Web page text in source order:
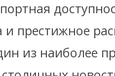
и престижное
из наиболее